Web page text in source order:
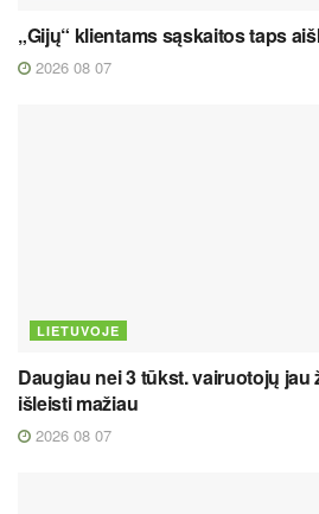
„Gijų“ klientams sąskaitos taps
2026 08 07
LIETUVOJE
Daugiau nei 3 tūkst. vairuotojų jau
išleisti mažiau
2026 08 07